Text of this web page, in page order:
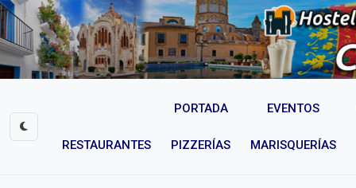
PORTADA EVENTOS
RESTAURANTES PIZZERÍAS MARISQUERÍAS